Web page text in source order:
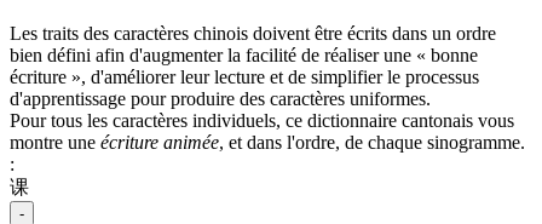
Les traits des caractères chinois doivent être écrits dans un ordre
bien défini afin d'augmenter la facilité de réaliser une « bonne
écriture », d'améliorer leur lecture et de simplifier le processus
d'apprentissage pour produire des caractères uniformes.
Pour tous les caractères individuels, ce dictionnaire cantonais vous
montre une écriture animée, et dans l'ordre, de chaque sinogramme.
:
课
-